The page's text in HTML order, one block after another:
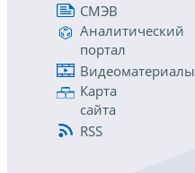
СМЭВ
Аналитический
портал
Видеоматериалы
Карта
сайта
RSS